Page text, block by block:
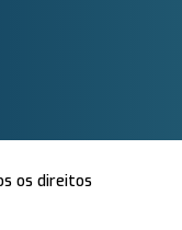
os direitos